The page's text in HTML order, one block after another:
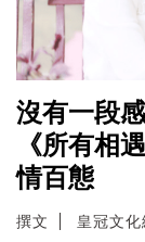
沒有一段
《所有相
情百態
撰文 皇冠文化